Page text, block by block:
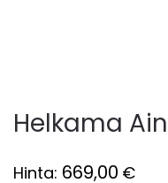
Helkama
Hinta: 669,00 €